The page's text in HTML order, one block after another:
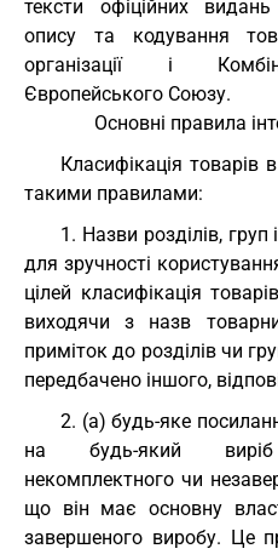
тексти офіційних
опису та кодування
організації і
Європейського Союзу.
Основні правила
Класифікація
такими правилами:
1. Назви розділів,
для зручності
цілей класифікація
виходячи з назв
приміток до розділів чи
передбачено іншого,
2. (a) будь-яке
на будь-який
некомплектного чи
що він має основну
завершеного виробу. Це